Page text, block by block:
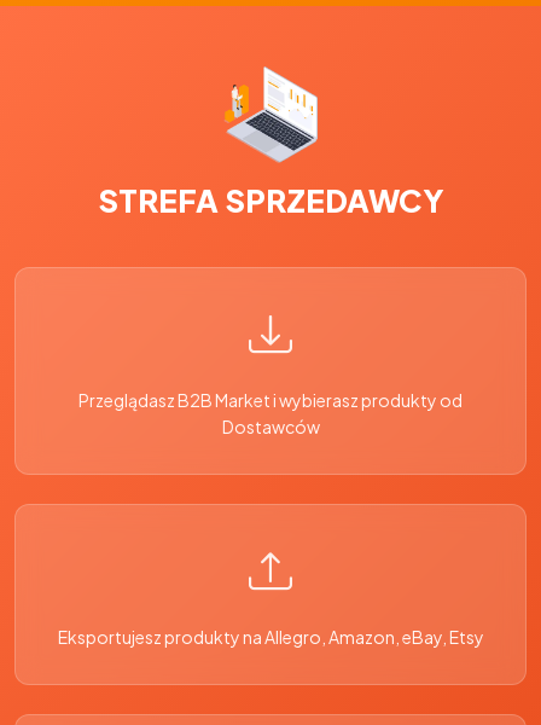
STREFA SPRZEDAWCY
Przeglądasz B2B Market i wybierasz produkty od
Dostawców
Eksportujesz produkty na Allegro, Amazon, eBay, Etsy